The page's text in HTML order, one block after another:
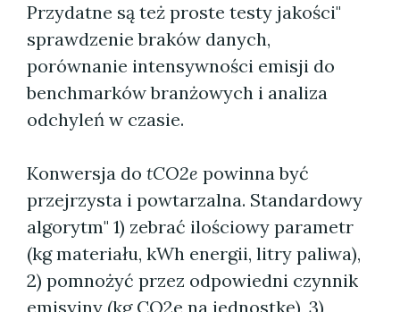
Przydatne są też proste testy jakości"
sprawdzenie braków danych,
porównanie intensywności emisji do
benchmarków branżowych i analiza
odchyleń w czasie.
Konwersja do tCO2e powinna być
przejrzysta i powtarzalna. Standardowy
algorytm" 1) zebrać ilościowy parametr
(kg materiału, kWh energii, litry paliwa),
2) pomnożyć przez odpowiedni czynnik
emisyjny (kg CO2e na jednostkę), 3)